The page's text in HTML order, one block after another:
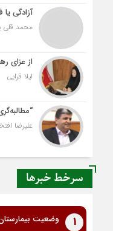
آزادگی
محمد قلی
از عزای
لیلا قرایی
علیرضا
سرخط خبرها
1 وضعیت